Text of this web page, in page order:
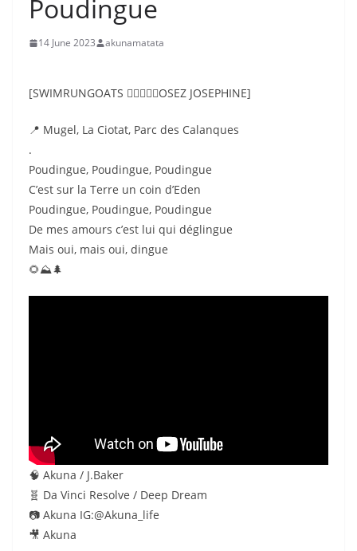
Poudingue
14 June 2023 akunamatata
[SWIMRUNGOATS 🏊‍♀️🧗‍♀️🏃OSEZ JOSEPHINE]
📍 Mugel, La Ciotat, Parc des Calanques
.
Poudingue, Poudingue, Poudingue
C’est sur la Terre un coin d’Eden
Poudingue, Poudingue, Poudingue
De mes amours c’est lui qui déglingue
Mais oui, mais oui, dingue
🌻⛰️🌲
🧠 Akuna / J.Baker
🧬 Da Vinci Resolve / Deep Dream
📷 Akuna IG:@Akuna_life
🎥 Akuna